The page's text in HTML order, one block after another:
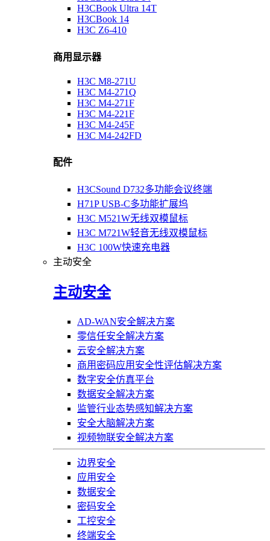
H3CBook Ultra 14T
H3CBook 14
H3C Z6-410
商用显示器
H3C M8-271U
H3C M4-271Q
H3C M4-271F
H3C M4-221F
H3C M4-245F
H3C M4-242FD
配件
H3CSound D732多功能会议终端
H71P USB-C多功能扩展坞
H3C M521W无线双模鼠标
H3C M721W轻音无线双模鼠标
H3C 100W快速充电器
主动安全
主动安全
AD-WAN安全解决方案
零信任安全解决方案
云安全解决方案
商用密码应用安全性评估解决方案
数字安全仿真平台
数据安全解决方案
监管行业态势感知解决方案
安全大脑解决方案
视频物联安全解决方案
边界安全
应用安全
数据安全
密码安全
工控安全
终端安全